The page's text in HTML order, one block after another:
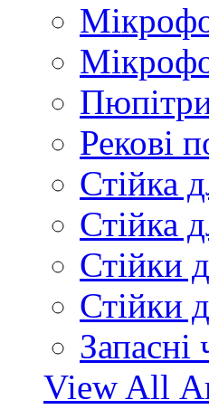
Рекові
Стійка
Стійка
Стійки
Стійки
Запасні
View All